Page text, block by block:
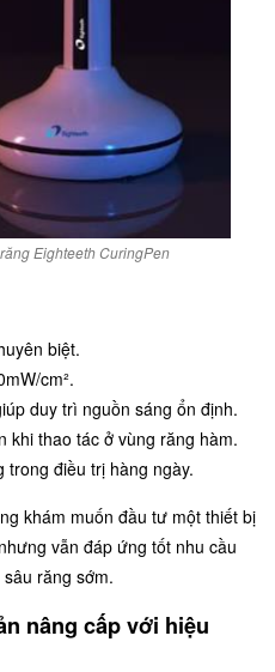
Eighteeth CuringPen
biệt.
cm².
duy trì nguồn sáng ổn định.
khi thao tác ở vùng răng hàm.
điều trị hàng ngày.
khám muốn đầu tư một thiết bị
vẫn đáp ứng tốt nhu cầu
răng sớm.
nâng cấp với hiệu